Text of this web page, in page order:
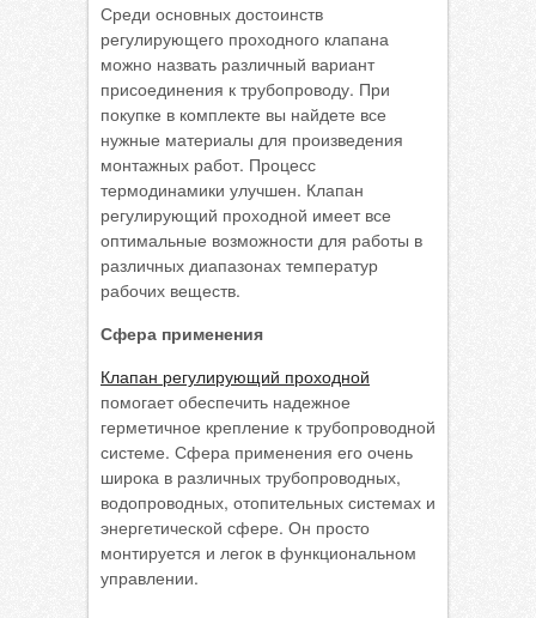
Среди основных достоинств
регулирующего проходного клапана
можно назвать различный вариант
присоединения к трубопроводу. При
покупке в комплекте вы найдете все
нужные материалы для произведения
монтажных работ. Процесс
термодинамики улучшен. Клапан
регулирующий проходной имеет все
оптимальные возможности для работы в
различных диапазонах температур
рабочих веществ.
Сфера применения
Клапан регулирующий проходной
помогает обеспечить надежное
герметичное крепление к трубопроводной
системе. Сфера применения его очень
широка в различных трубопроводных,
водопроводных, отопительных системах и
энергетической сфере. Он просто
монтируется и легок в функциональном
управлении.